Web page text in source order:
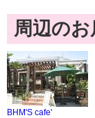
周辺のお
BHM'S cafe'